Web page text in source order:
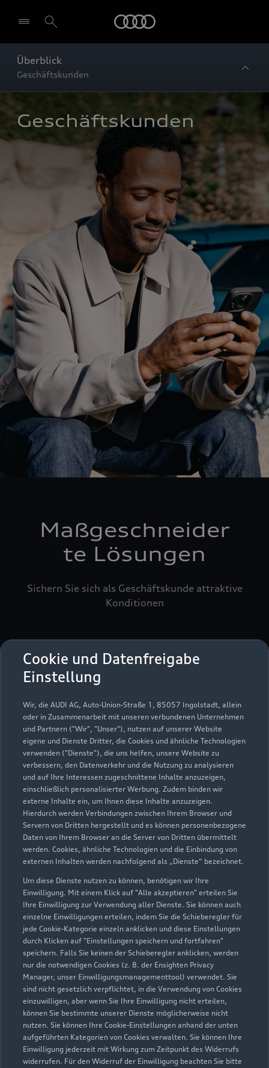
Cookie und Datenfreigabe
Einstellung
Wir, die AUDI AG, Auto-Union-Straße 1, 85057 Ingolstadt, allein
oder in Zusammenarbeit mit unseren verbundenen Unternehmen
und Partnern ("Wir", "Unser"), nutzen auf unserer Website
eigene und Dienste Dritter, die Cookies und ähnliche Technologien
verwenden ("Dienste"), die uns helfen, unsere Website zu
verbessern, den Datenverkehr und die Nutzung zu analysieren
und auf Ihre Interessen zugeschnittene Inhalte anzuzeigen,
einschließlich personalisierter Werbung. Zudem binden wir
externe Inhalte ein, um Ihnen diese Inhalte anzuzeigen.
Hierdurch werden Verbindungen zwischen Ihrem Browser und
Servern von Dritten hergestellt und es können personenbezogene
Daten von Ihrem Browser an die Server von Dritten übermittelt
werden. Cookies, ähnliche Technologien und die Einbindung von
externen Inhalten werden nachfolgend als „Dienste“ bezeichnet.
Um diese Dienste nutzen zu können, benötigen wir Ihre
Einwilligung. Mit einem Klick auf "Alle akzeptieren" erteilen Sie
Ihre Einwilligung zur Verwendung aller Dienste. Sie können auch
einzelne Einwilligungen erteilen, indem Sie die Schieberegler für
jede Cookie-Kategorie einzeln anklicken und diese Einstellungen
durch Klicken auf "Einstellungen speichern und fortfahren"
speichern. Falls Sie keinen der Schieberegler anklicken, werden
nur die notwendigen Cookies (z. B. der Ensighten Privacy
Manager, unser Einwilligungsmanagementtool) verwendet. Sie
sind nicht gesetzlich verpflichtet, in die Verwendung von Cookies
einzuwilligen, aber wenn Sie Ihre Einwilligung nicht erteilen,
können Sie bestimmte unserer Dienste möglicherweise nicht
nutzen. Sie können Ihre Cookie-Einstellungen anhand der unten
aufgeführten Kategorien von Cookies verwalten. Sie können Ihre
Einwilligung jederzeit mit Wirkung zum Zeitpunkt des Widerrufs
widerrufen. Für den Widerruf der Einwilligung beachten Sie bitte
Überblick
Geschäftskunden
Geschäftskunden
Maßgeschneider
te Lösungen
Sichern Sie sich als Geschäftskunde attraktive
Konditionen
Wir beraten Sie gerne
und Ansprechpartner.
Zur Teamübersicht
Serviceberater kontaktieren